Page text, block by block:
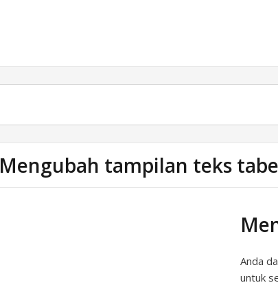
Mengubah tampilan teks
Anda
untuk